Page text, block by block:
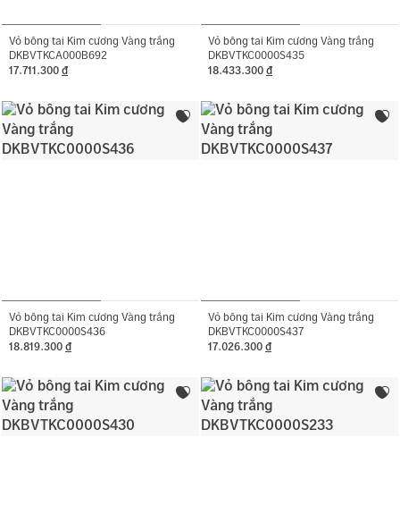
Vỏ bông tai Kim cương Vàng trắng
DKBVTKCA000B692
17.711.300 đ
Vỏ bông tai Kim cương Vàng trắng
DKBVTKC0000S435
18.433.300 đ
Vỏ bông tai Kim cương Vàng trắng
DKBVTKC0000S436
18.819.300 đ
Vỏ bông tai Kim cương Vàng trắng
DKBVTKC0000S437
17.026.300 đ